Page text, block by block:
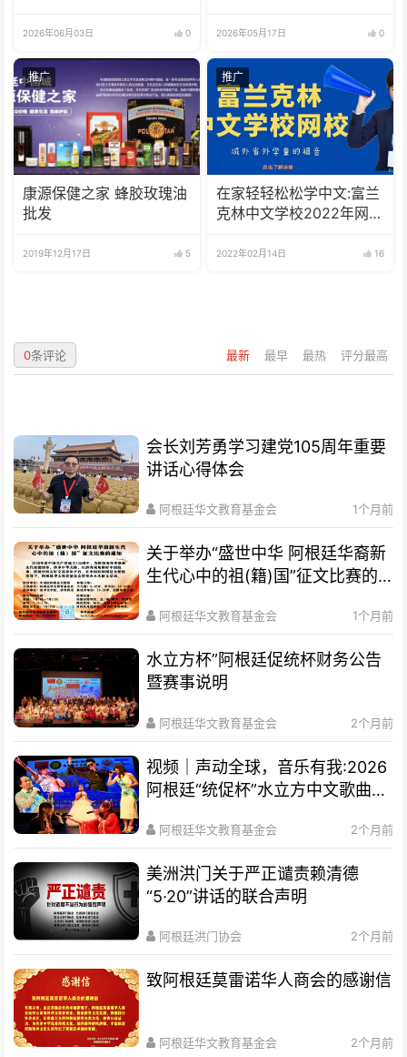
圆满落幕
2026年06月03日 0 2026年05月17日 0
推广
康源保健之家 蜂胶玫瑰油
批发
2019年12月17日 5
推广
在家轻轻松松学中文:富兰
克林中文学校2022年网校
2022年02月14日 16
最新 最早 最热 评分最高
0条评论
会长刘芳勇学习建党105周年重要
讲话心得体会
阿根廷华文教育基金会 1个月前
关于举办“盛世中华 阿根廷华裔新
生代心中的祖(籍)国”征文比赛的
阿根廷华文教育基金会 1个月前
水立方杯”阿根廷促统杯财务公告
暨赛事说明
阿根廷华文教育基金会 2个月前
视频｜声动全球，音乐有我:2026
阿根廷“统促杯”水立方中文歌曲大
阿根廷华文教育基金会 2个月前
美洲洪门关于严正谴责赖清德
“5·20”讲话的联合声明
阿根廷洪门协会 2个月前
致阿根廷莫雷诺华人商会的感谢信
阿根廷华文教育基金会 2个月前